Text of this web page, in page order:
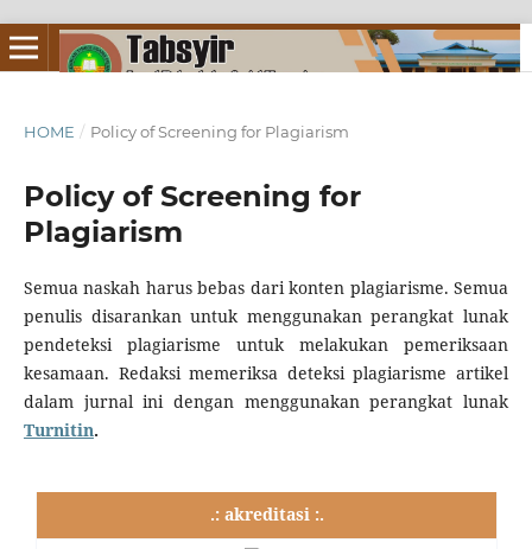
HOME / Policy of Screening for Plagiarism
Policy of Screening for
Plagiarism
Semua naskah harus bebas dari konten plagiarisme. Semua
penulis disarankan untuk menggunakan perangkat lunak
pendeteksi plagiarisme untuk melakukan pemeriksaan
kesamaan. Redaksi memeriksa deteksi plagiarisme artikel
dalam jurnal ini dengan menggunakan perangkat lunak
Turnitin.
.: akreditasi :.